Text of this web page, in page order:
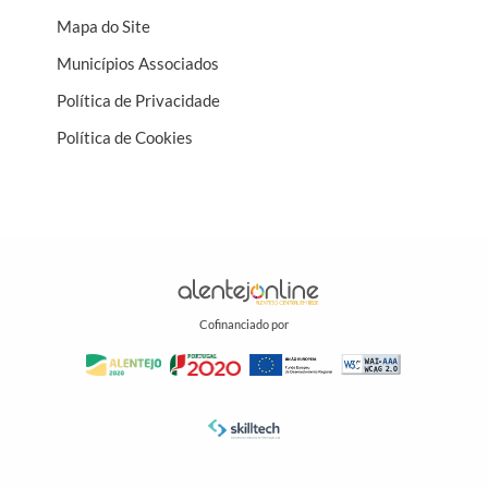
Mapa do Site
Municípios Associados
Política de Privacidade
Política de Cookies
Cofinanciado por